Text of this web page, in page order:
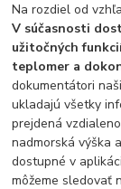
Na rozdiel od
V súčasnosti
užitočných
teplomer a
dokumentátori
ukladajú všetky
prejdená
nadmorská výška
dostupné v
môžeme sledovať